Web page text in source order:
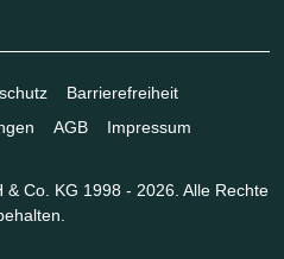
Barrierefreiheit
AGB Impressum
Co. KG 1998 - 2026. Alle Rechte